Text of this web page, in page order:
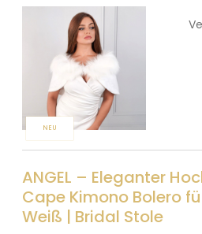
NEU
ANGEL – Eleganter
Cape Kimono Bolero
Weiß | Bridal Stole